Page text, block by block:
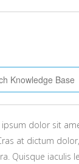
dolor sit
at dictum
Quisque iaculis